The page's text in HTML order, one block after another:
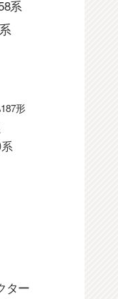
系
形
ター